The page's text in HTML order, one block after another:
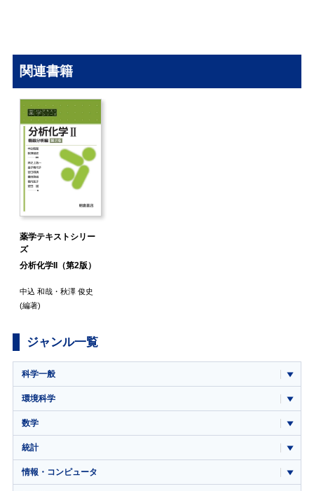
関連書籍
薬学テキストシリー
ズ
分析化学II（第2版）
中込 和哉・ 秋澤 俊史
(編著)
ジャンル一覧
科学一般
環境科学
数学
統計
情報・コンピュータ